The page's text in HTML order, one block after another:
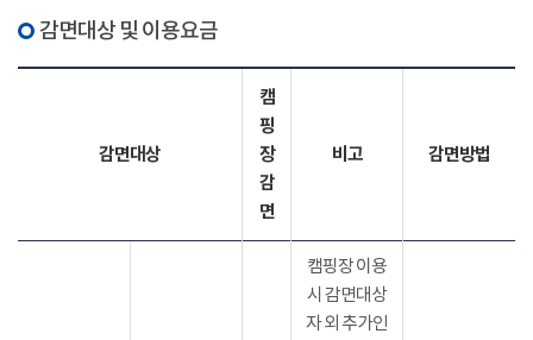
감면대상 및 이용요금
감면대상
캠
핑
장
감
면
비고 감면방법
캠핑장 이용
시 감면대상
자 외 추가인